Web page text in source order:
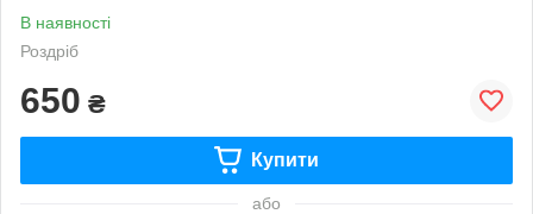
В наявності
Роздріб
650 ₴
Купити
або